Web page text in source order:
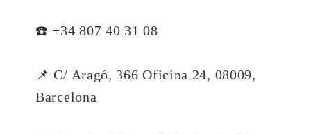
☎️ +34 807 40 31 08
📌 C/ Aragó, 366 Oficina 24, 08009,
Barcelona